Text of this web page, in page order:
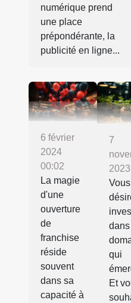
numérique prend
une place
prépondérante, la
publicité en ligne...
6 février
2024
00:02
La magie
d'une
ouverture
de
franchise
réside
souvent
dans sa
capacité à
7
Vous
qui
Et